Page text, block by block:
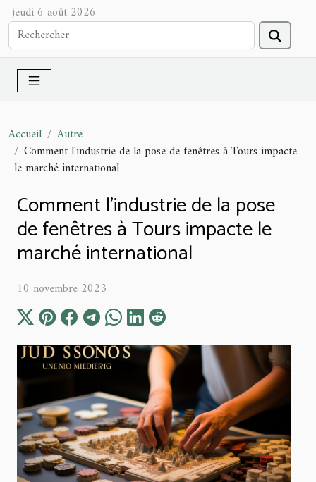
jeudi 6 août 2026
Accueil
Autre
Comment l'industrie de la pose de fenêtres à Tours impacte
le marché international
Comment l'industrie de la pose
de fenêtres à Tours impacte le
marché international
10 novembre 2023